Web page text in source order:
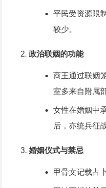
平民受资源限
较少。
政治联姻的功能
商王通过联姻
室多来自附属
女性在婚姻中
后，亦统兵征
婚姻仪式与禁忌
甲骨文记载占